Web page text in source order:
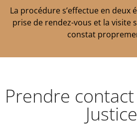
La procédure s’effectue en deux
prise de rendez-vous et la visite
constat
Prendre
Justice